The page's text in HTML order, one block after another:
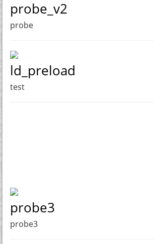
probe_v2
probe
ld_preload
test
probe3
probe3